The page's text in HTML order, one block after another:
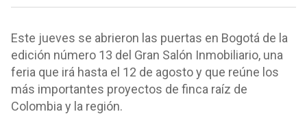
Este jueves se abrieron las puertas en Bogotá de la
edición número 13 del Gran Salón Inmobiliario, una
feria que irá hasta el 12 de agosto y que reúne los
más importantes proyectos de finca raíz de
Colombia y la región.